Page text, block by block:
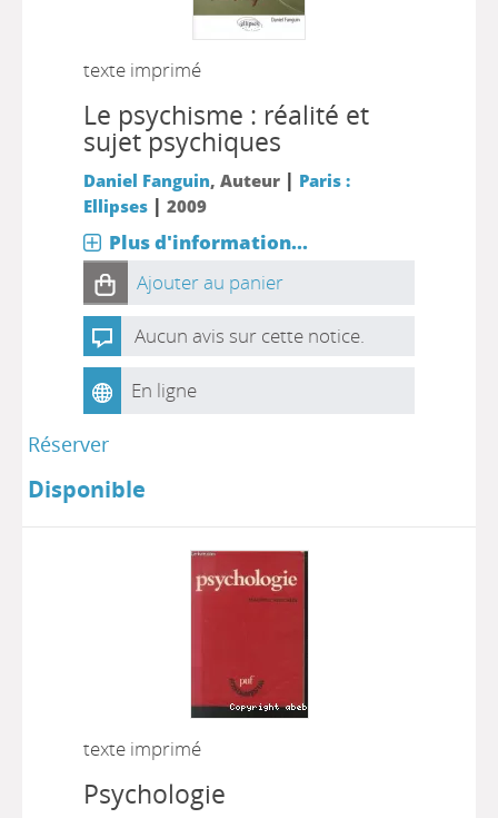
texte imprimé
Le psychisme : réalité et
sujet psychiques
Daniel Fanguin, Auteur | Paris :
Ellipses| 2009
Plus d'information...
Ajouter au panier
Aucun avis sur cette notice.
En ligne
Réserver
Disponible
texte imprimé
Psychologie